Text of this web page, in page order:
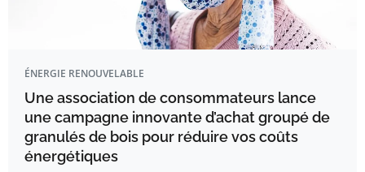
ÉNERGIE RENOUVELABLE
Une association de consommateurs lance
une campagne innovante d’achat groupé de
granulés de bois pour réduire vos coûts
énergétiques